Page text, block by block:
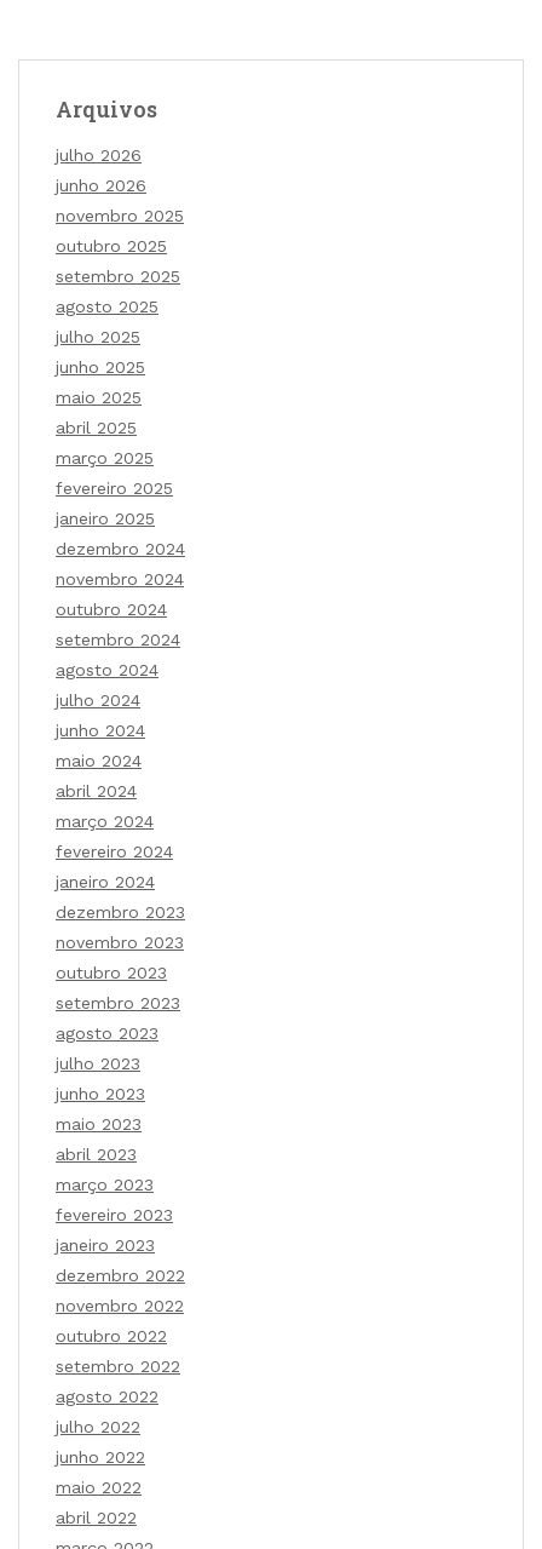
Arquivos
julho 2026
junho 2026
novembro 2025
outubro 2025
setembro 2025
agosto 2025
julho 2025
junho 2025
maio 2025
abril 2025
março 2025
fevereiro 2025
janeiro 2025
dezembro 2024
novembro 2024
outubro 2024
setembro 2024
agosto 2024
julho 2024
junho 2024
maio 2024
abril 2024
março 2024
fevereiro 2024
janeiro 2024
dezembro 2023
novembro 2023
outubro 2023
setembro 2023
agosto 2023
julho 2023
junho 2023
maio 2023
abril 2023
março 2023
fevereiro 2023
janeiro 2023
dezembro 2022
novembro 2022
outubro 2022
setembro 2022
agosto 2022
julho 2022
junho 2022
maio 2022
abril 2022